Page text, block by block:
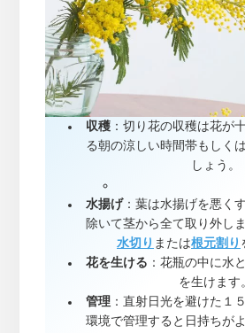
収穫 ：切り花の収穫は花が
る朝の涼しい時間帯もしく
しょう。
水揚げ ：葉は水揚げを悪く
除いて茎から全て取り外し
水切り または根元割り
花を生ける ：花瓶の中に水と
を生けます
管理 ：直射日光を避けた１
環境で管理すると日持ちが